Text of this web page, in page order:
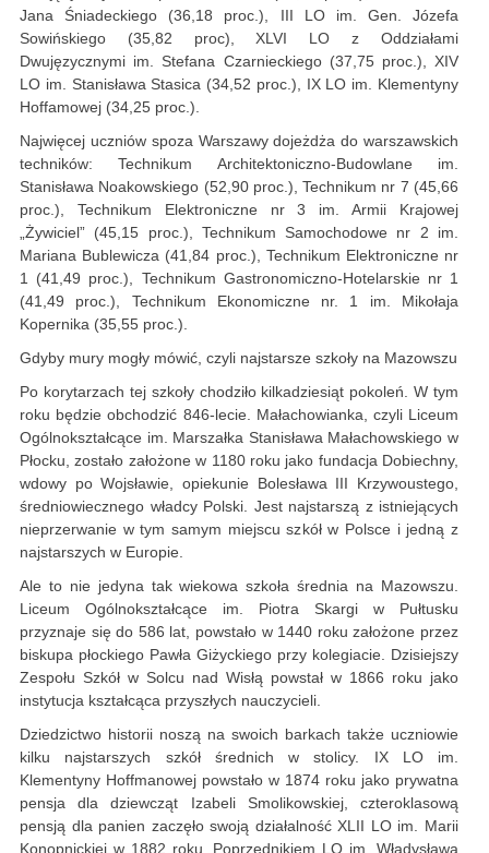
Jana Śniadeckiego (36,18 proc.), III LO im. Gen. Józefa
Sowińskiego (35,82 proc), XLVI LO z Oddziałami
Dwujęzycznymi im. Stefana Czarnieckiego (37,75 proc.), XIV
LO im. Stanisława Stasica (34,52 proc.), IX LO im. Klementyny
Hoffamowej (34,25 proc.).
Najwięcej uczniów spoza Warszawy dojeżdża do warszawskich
techników: Technikum Architektoniczno-Budowlane im.
Stanisława Noakowskiego (52,90 proc.), Technikum nr 7 (45,66
proc.), Technikum Elektroniczne nr 3 im. Armii Krajowej
„Żywiciel” (45,15 proc.), Technikum Samochodowe nr 2 im.
Mariana Bublewicza (41,84 proc.), Technikum Elektroniczne nr
1 (41,49 proc.), Technikum Gastronomiczno-Hotelarskie nr 1
(41,49 proc.), Technikum Ekonomiczne nr. 1 im. Mikołaja
Kopernika (35,55 proc.).
Gdyby mury mogły mówić, czyli najstarsze szkoły na Mazowszu
Po korytarzach tej szkoły chodziło kilkadziesiąt pokoleń. W tym
roku będzie obchodzić 846-lecie. Małachowianka, czyli Liceum
Ogólnokształcące im. Marszałka Stanisława Małachowskiego w
Płocku, zostało założone w 1180 roku jako fundacja Dobiechny,
wdowy po Wojsławie, opiekunie Bolesława III Krzywoustego,
średniowiecznego władcy Polski. Jest najstarszą z istniejących
nieprzerwanie w tym samym miejscu szkół w Polsce i jedną z
najstarszych w Europie.
Ale to nie jedyna tak wiekowa szkoła średnia na Mazowszu.
Liceum Ogólnokształcące im. Piotra Skargi w Pułtusku
przyznaje się do 586 lat, powstało w 1440 roku założone przez
biskupa płockiego Pawła Giżyckiego przy kolegiacie. Dzisiejszy
Zespołu Szkół w Solcu nad Wisłą powstał w 1866 roku jako
instytucja kształcąca przyszłych nauczycieli.
Dziedzictwo historii noszą na swoich barkach także uczniowie
kilku najstarszych szkół średnich w stolicy. IX LO im.
Klementyny Hoffmanowej powstało w 1874 roku jako prywatna
pensja dla dziewcząt Izabeli Smolikowskiej, czteroklasową
pensją dla panien zaczęło swoją działalność XLII LO im. Marii
Konopnickiej w 1882 roku. Poprzednikiem LO im. Władysława